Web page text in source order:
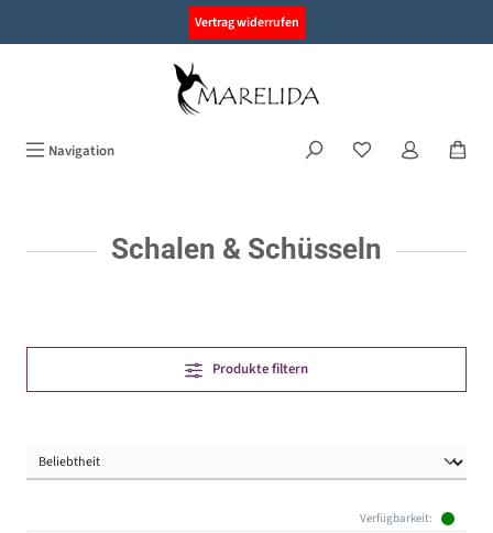
Vertrag widerrufen
Navigation
Schalen & Schüsseln
Produkte filtern
Verfügbarkeit: